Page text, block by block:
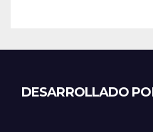
DESARROLLADO